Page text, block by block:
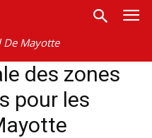
Mayotte
des zones
pour les